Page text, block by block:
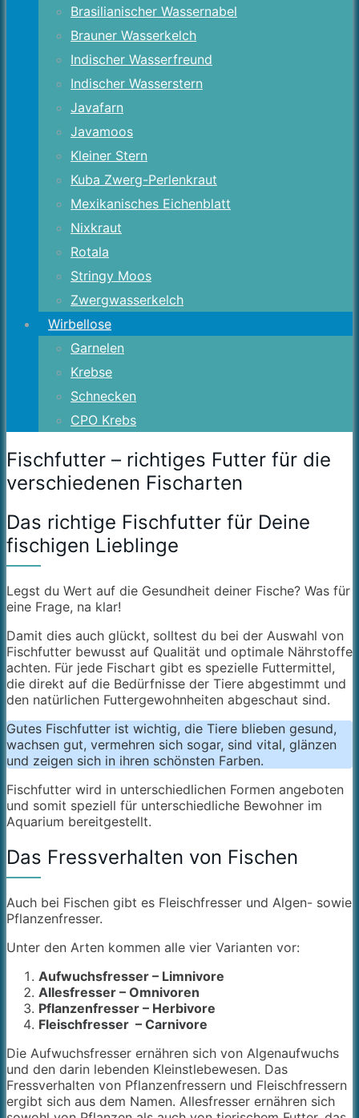
Brasilianischer Wassernabel
Brauner Wasserkelch
Indischer Wasserfreund
Indischer Wasserstern
Javafarn
Javamoos
Kleiner Stern
Kuba Zwerg-Perlenkraut
Mexikanisches Eichenblatt
Nixkraut
Rotala
Stringy Moos
Zwergwasserkelch
Wirbellose
Garnelen
Krebse
Schnecken
CPO Krebs
Fischfutter – richtiges Futter für die
verschiedenen Fischarten
Das richtige Fischfutter für Deine
fischigen Lieblinge
Legst du Wert auf die Gesundheit deiner Fische? Was für
eine Frage, na klar!
Damit dies auch glückt, solltest du bei der Auswahl von
Fischfutter bewusst auf Qualität und optimale Nährstoffe
achten. Für jede Fischart gibt es spezielle Futtermittel,
die direkt auf die Bedürfnisse der Tiere abgestimmt und
den natürlichen Futtergewohnheiten abgeschaut sind.
Gutes Fischfutter ist wichtig, die Tiere blieben gesund,
wachsen gut, vermehren sich sogar, sind vital, glänzen
und zeigen sich in ihren schönsten Farben.
Fischfutter wird in unterschiedlichen Formen angeboten
und somit speziell für unterschiedliche Bewohner im
Aquarium bereitgestellt.
Das Fressverhalten von Fischen
Auch bei Fischen gibt es Fleischfresser und Algen- sowie
Pflanzenfresser.
Unter den Arten kommen alle vier Varianten vor:
Aufwuchsfresser – Limnivore
Allesfresser – Omnivoren
Pflanzenfresser – Herbivore
Fleischfresser – Carnivore
Die Aufwuchsfresser ernähren sich von Algenaufwuchs
und den darin lebenden Kleinstlebewesen. Das
Fressverhalten von Pflanzenfressern und Fleischfressern
ergibt sich aus dem Namen. Allesfresser ernähren sich